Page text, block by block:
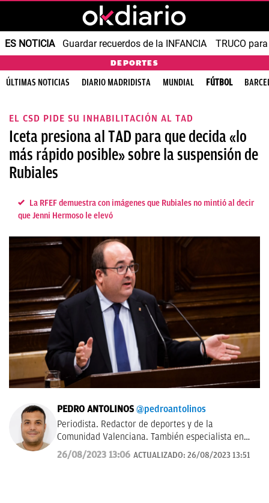
ES NOTICIA Guardar recuerdos de la INFANCIA TRUCO
DEPORTES
ÚLTIMAS NOTICIAS DIARIO MADRIDISTA MUNDIAL FÚTBOL
EL CSD PIDE SU INHABILITACIÓN AL TAD
Iceta presiona al TAD para que decida «lo
más rápido posible» sobre la suspensión de
Rubiales
La RFEF demuestra con imágenes que Rubiales no mintió al decir
que Jenni Hermoso le elevó
PEDRO ANTOLINOS @pedroantolinos
Periodista. Redactor de deportes y de la
Comunidad Valenciana. También especialista en
SEO. En OKDIARIO desde 2017.
26/08/2023 13:06 ACTUALIZADO: 26/08/2023 13:51